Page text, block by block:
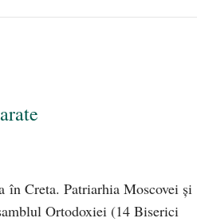
Creta. Patriarhia Moscovei și
Ortodoxiei (14 Biserici